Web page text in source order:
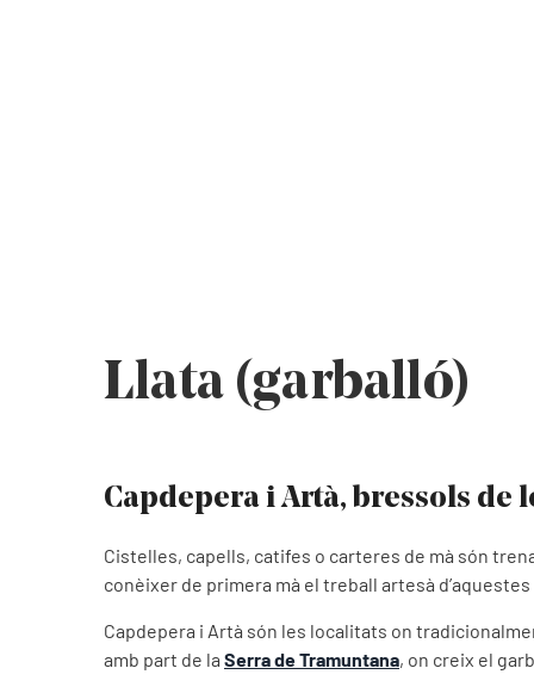
Llata (garballó)
Capdepera i Artà, bressols de
Cistelles, capells, catifes o carteres de mà són
conèixer de primera mà el treball artesà
Capdepera i Artà són les localitats on
amb part de la Serra de Tramuntana, on creix el